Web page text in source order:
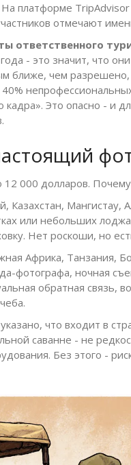
платформе
отмечают
ответственного
- это значит, что
ближе, чем
Это опасно - и
000 долларов. Почему
Казахстан, Мангистау,
или небольших
Нет роскоши, но
Африка, Танзания,
фотографа, ночная
обратная связь,
что входит в
саванне - не
Без этого -